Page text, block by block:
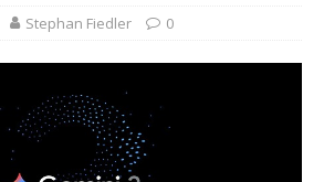
Stephan Fiedler 0